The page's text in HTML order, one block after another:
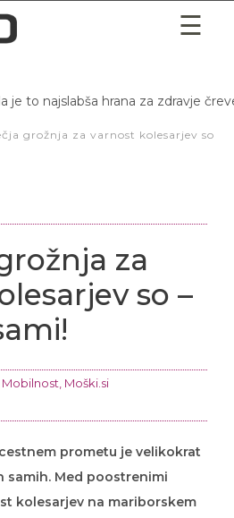
je to najslabša hrana za zdravje
grožnja za varnost kolesarjev so
za
so –
Mobilnost Moški.si
prometu je velikokrat
samih. Med poostrenimi
kolesarjev na mariborskem